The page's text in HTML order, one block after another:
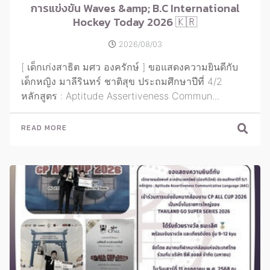
การแข่งขัน Waves &amp; B.C International
Hockey Today 2026 🇰🇷
2026/08/03
[ เด็กเก่งสาธิต มศว องครักษ์ ] ขอแสดงความยินดีกับ
เด็กหญิง มาลีรินทร์ ชาติสุข ประถมศึกษาปีที่ 4/2
หลักสูตร : Aptitude Assertiveness Commun...
READ MORE